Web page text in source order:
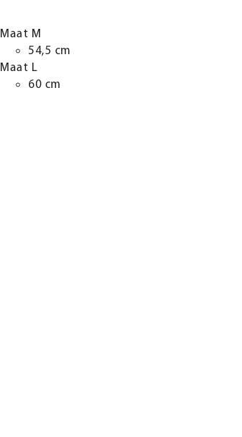
Maat M
54,5 cm
Maat L
60 cm